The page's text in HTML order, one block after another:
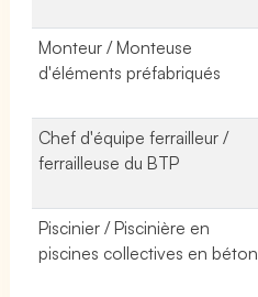
Monteur / Monteuse
d'éléments préfabriqués
Chef d'équipe ferrailleur /
ferrailleuse du BTP
Piscinier / Piscinière en
piscines collectives en béton